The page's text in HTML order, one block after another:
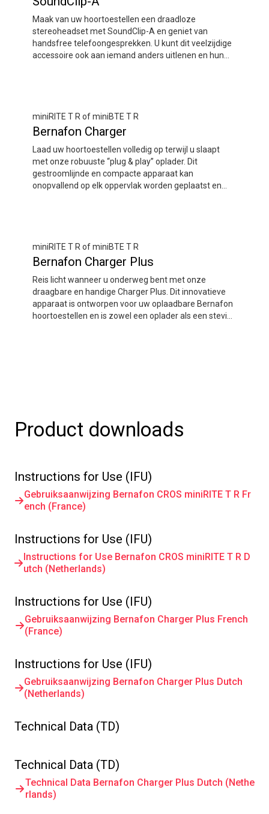
Maak van uw hoortoestellen een draadloze
stereoheadset met SoundClip-A en geniet van
handsfree telefoongesprekken. U kunt dit veelzijdige
accessoire ook aan iemand anders uitlenen en hun
kunt beantwoorden. SoundClip-A is nodig om
sommige telefoons en apparaten in staat te stellen
muziek en audio naar uw hoortoestellen te streamen.
miniRITE T R of miniBTE T R
Bernafon Charger
Laad uw hoortoestellen volledig op terwijl u slaapt
met onze robuuste “plug & play” oplader. Dit
gestroomlijnde en compacte apparaat kan
onopvallend op elk oppervlak worden geplaatst en
opgeladen.
miniRITE T R of miniBTE T R
Bernafon Charger Plus
Reis licht wanneer u onderweg bent met onze
draagbare en handige Charger Plus. Dit innovatieve
apparaat is ontworpen voor uw oplaadbare Bernafon
hoortoestellen en is zowel een oplader als een stevig
Product downloads
Instructions for Use (IFU)
Gebruiksaanwijzing Bernafon CROS miniRITE T R Fr
ench (France)
Instructions for Use (IFU)
Instructions for Use Bernafon CROS miniRITE T R D
utch (Netherlands)
Instructions for Use (IFU)
Gebruiksaanwijzing Bernafon Charger Plus French
(France)
Instructions for Use (IFU)
Gebruiksaanwijzing Bernafon Charger Plus Dutch
(Netherlands)
Technical Data (TD)
Technical Data (TD)
Technical Data Bernafon Charger Plus Dutch (Nethe
rlands)